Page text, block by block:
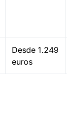
Desde 1.249
euros